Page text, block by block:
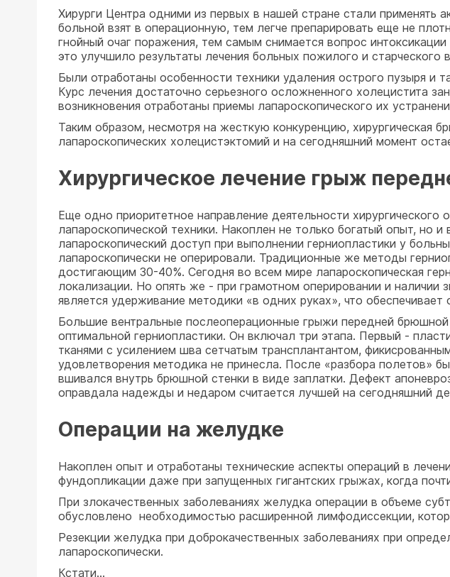
Хирурги Центра одними из первых в нашей стране стали применять
больной взят в операционную, тем легче препарировать еще не
гнойный очаг поражения, тем самым снимается вопрос
это улучшило результаты лечения больных пожилого и
Были отработаны особенности техники удаления острого пузыря и
Курс лечения достаточно серьезного осложненного холецистита
возникновения отработаны приемы лапароскопического их
Таким образом, несмотря на жесткую конкуренцию, хирургическая
лапароскопических холецистэктомий и на сегодняшний момент
Хирургическое лечение грыж
Еще одно приоритетное направление деятельности
лапароскопической техники. Накоплен не только богатый опыт, но
лапароскопический доступ при выполнении герниопластики у
лапароскопически не оперировали. Традиционные же методы
достигающим 30-40%. Сегодня во всем мире лапароскопическая
локализации. Но опять же - при грамотном оперировании и
является удерживание методики «в одних руках», что
Большие вентральные послеоперационные грыжи передней
оптимальной герниопластики. Он включал три этапа. Первый -
тканями с усилением шва сетчатым трансплантантом,
удовлетворения методика не принесла. После «разбора полетов»
вшивался внутрь брюшной стенки в виде заплатки. Дефект
оправдала надежды и недаром считается лучшей на сегодняшний
Операции на желудке
Накоплен опыт и отработаны технические аспекты операций в
фундопликации даже при запущенных гигантских грыжах, когда
При злокачественных заболеваниях желудка операции в объеме
обусловлено необходимостью расширенной лимфодиссекции,
Резекции желудка при доброкачественных заболеваниях при
лапароскопически.
Кстати...